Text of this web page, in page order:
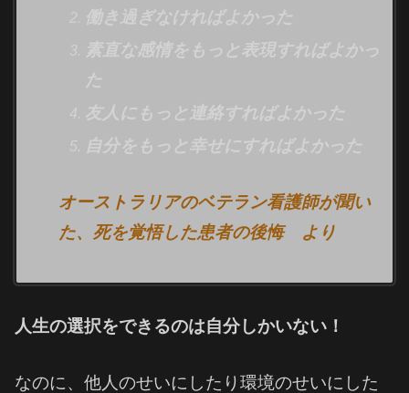
働き過ぎなければよかった
素直な感情をもっと表現すればよかっ
た
友人にもっと連絡すればよかった
自分をもっと幸せにすればよかった
オーストラリアのベテラン看護師が聞い
た、死を覚悟した患者の後悔 より
人生の選択をできるのは自分しかいない！
なのに、他人のせいにしたり環境のせいにした